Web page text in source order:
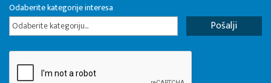
Odaberite kategorije interesa
Odaberite kategoriju...